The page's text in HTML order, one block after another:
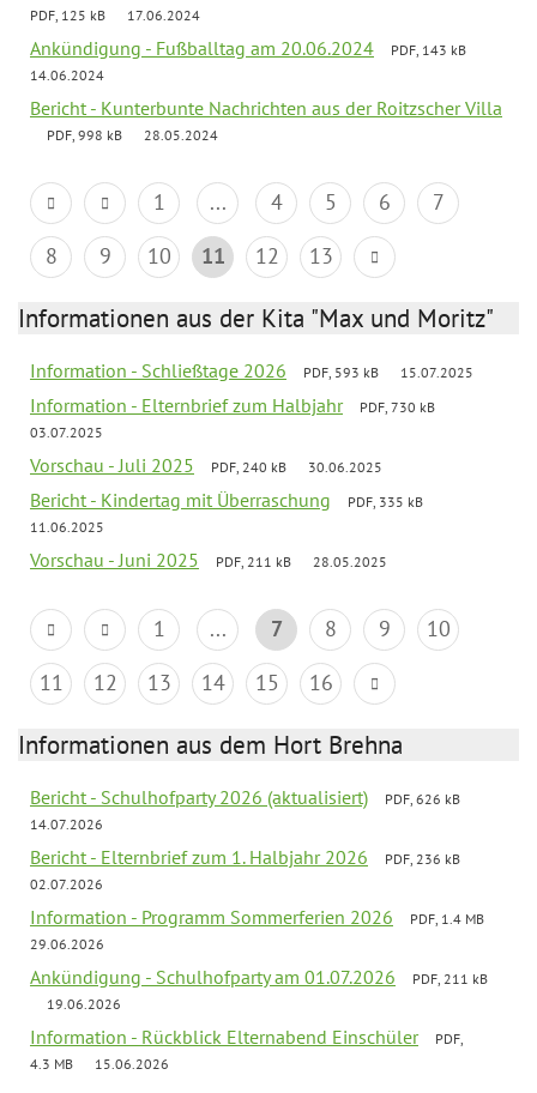
PDF, 125 kB 17.06.2024
Ankündigung - Fußballtag am 20.06.2024
PDF, 143 kB
14.06.2024
Bericht - Kunterbunte Nachrichten aus der Roitzscher Villa
PDF, 998 kB 28.05.2024
1 ... 4 5 6
7
8
9 10 11 12 13
Informationen aus der Kita "Max und Moritz"
Information - Schließtage 2026 PDF, 593 kB 15.07.2025
Information - Elternbrief zum Halbjahr
PDF, 730 kB
03.07.2025
Vorschau - Juli 2025 PDF, 240 kB 30.06.2025
Bericht - Kindertag mit Überraschung
PDF, 335 kB
11.06.2025
Vorschau - Juni 2025 PDF, 211 kB 28.05.2025
1 ... 7 8 9
10
11
12 13 14 15 16
Informationen aus dem Hort Brehna
Bericht - Schulhofparty 2026 (aktualisiert)
PDF, 626 kB
14.07.2026
Bericht - Elternbrief zum 1. Halbjahr 2026
PDF, 236 kB
02.07.2026
Information - Programm Sommerferien 2026
PDF, 1.4 MB
29.06.2026
Ankündigung - Schulhofparty am 01.07.2026
PDF, 211 kB
19.06.2026
Information - Rückblick Elternabend Einschüler
PDF,
4.3 MB
15.06.2026